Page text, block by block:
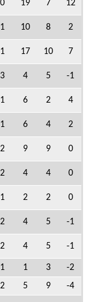
0 19 7 12
1 10 8 2
1 17 10 7
3 4 5 -1
1 6 2 4
1 6 4 2
2 9 9 0
2 4 4 0
1 2 2 0
2 4 5 -1
2 4 5 -1
1 1 3
-2
2 5 9 -4